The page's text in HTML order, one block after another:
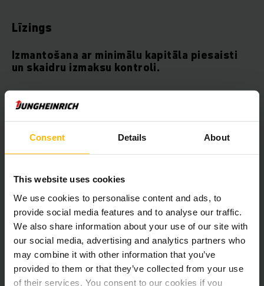
Consent Details About
This website uses cookies
We use cookies to personalise content and ads, to
provide social media features and to analyse our traffic.
We also share information about your use of our site with
our social media, advertising and analytics partners who
may combine it with other information that you’ve
provided to them or that they’ve collected from your use
of their services. You consent to our cookies if you
Līzings
Izmantošana ar minimālu kapitāla piesaisti
un skaidru izmaksu kontroli.
Jūs noteikto līguma darbības laiku maksājat ikmēneša līzinga
maksu un vienlaikus saglabājat finansiālu elastību. Izvēloties
līzingu, Jūsu līzinga maksājumi ir pilnībā norakstāmi kā
un Jums tas arī nav jānoraksta. Ar līzingu Jūs varat precīzi
plānot savas izmaksas un pārraudzīt ekspluatācijas izmaksas.
uzturēšanu. Līguma termiņa beigās Jūs līguma priekšmetu par
izdevīgu vērtību varat iegūt īpašumā.
Jūsu ieguvumi:
Likviditātes un plānošanas drošības saglabāšana,
pateicoties nemainīgiem ikmēneša maksājumiem